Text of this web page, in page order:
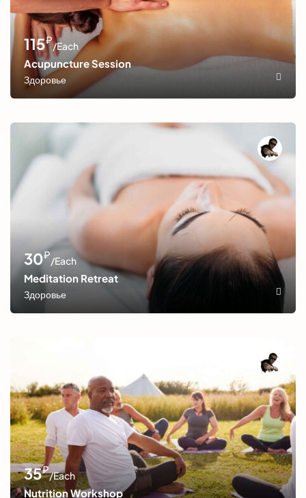
115₽/Each
Acupuncture Session
Здоровье
30₽/Each
Meditation Retreat
Здоровье
35₽/Each
Nutrition Workshop